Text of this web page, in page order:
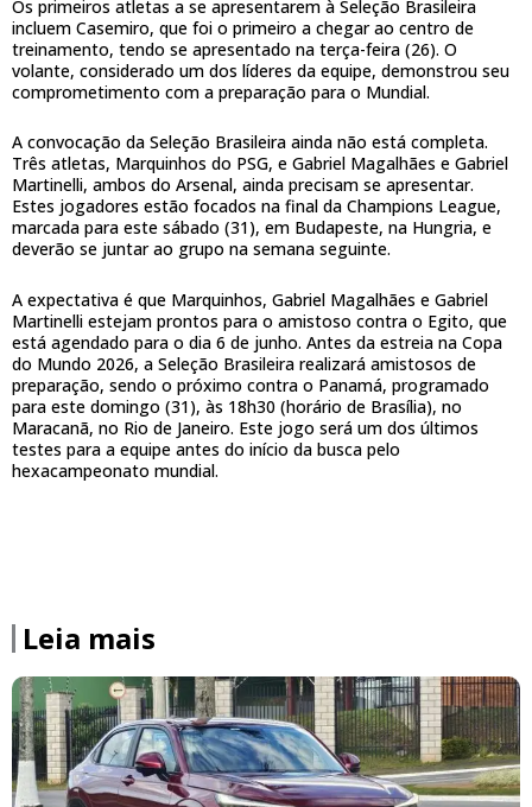
Os primeiros atletas a se apresentarem à Seleção Brasileira
incluem Casemiro, que foi o primeiro a chegar ao centro de
treinamento, tendo se apresentado na terça-feira (26). O
volante, considerado um dos líderes da equipe, demonstrou seu
comprometimento com a preparação para o Mundial.
A convocação da Seleção Brasileira ainda não está completa.
Três atletas, Marquinhos do PSG, e Gabriel Magalhães e Gabriel
Martinelli, ambos do Arsenal, ainda precisam se apresentar.
Estes jogadores estão focados na final da Champions League,
marcada para este sábado (31), em Budapeste, na Hungria, e
deverão se juntar ao grupo na semana seguinte.
A expectativa é que Marquinhos, Gabriel Magalhães e Gabriel
Martinelli estejam prontos para o amistoso contra o Egito, que
está agendado para o dia 6 de junho. Antes da estreia na Copa
do Mundo 2026, a Seleção Brasileira realizará amistosos de
preparação, sendo o próximo contra o Panamá, programado
para este domingo (31), às 18h30 (horário de Brasília), no
Maracanã, no Rio de Janeiro. Este jogo será um dos últimos
testes para a equipe antes do início da busca pelo
hexacampeonato mundial.
Leia mais